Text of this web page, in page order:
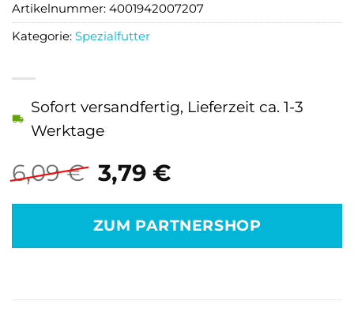
6,09€ Ursprünglicher
Preis
war:
6,09 €
3,79 €Aktueller
ist:
3,79 €.
Sofort versandfertig, Lieferzeit ca. 1-3
Werktage
ZUM PARTNERSHOP
Artikelnummer: 4001942007207
Kategorie: Spezialfutter